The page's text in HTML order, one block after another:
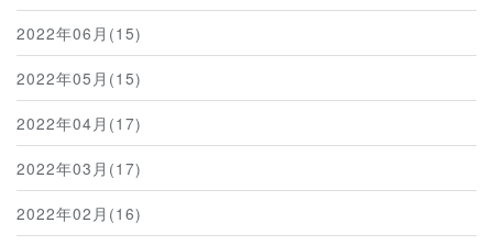
2022年06月(15)
2022年05月(15)
2022年04月(17)
2022年03月(17)
2022年02月(16)